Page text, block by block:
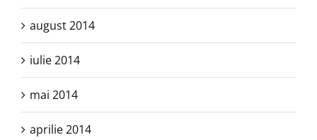
august 2014
iulie 2014
mai 2014
aprilie 2014